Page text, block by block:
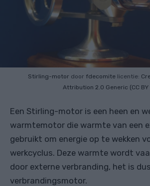
Stirling-motor door fdecomite licentie:
Attribution 2.0 Generic (CC BY
Een Stirling-motor is een heen en
warmtemotor die warmte van een
gebruikt om energie op te wekken
werkcyclus. Deze warmte wordt
door externe verbranding, het is
verbrandingsmotor.